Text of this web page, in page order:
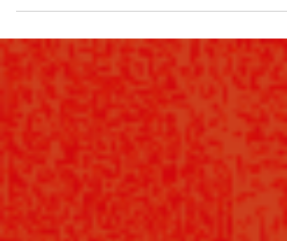
del streaming y las colaboraciones entre
las nuevas experiencias en vivo.